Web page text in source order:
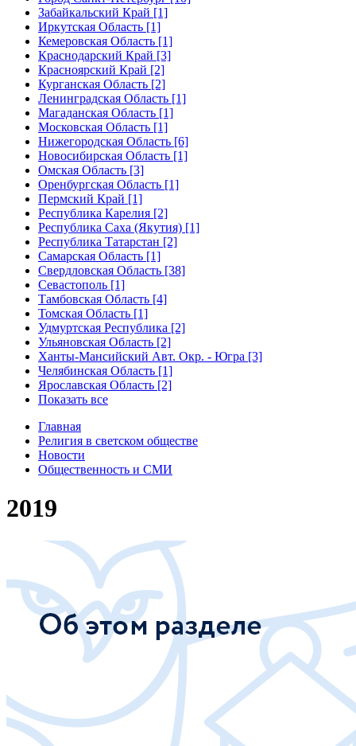
Забайкальский Край [1]
Иркутская Область [1]
Кемеровская Область [1]
Краснодарский Край [3]
Красноярский Край [2]
Курганская Область [2]
Ленинградская Область [1]
Магаданская Область [1]
Московская Область [1]
Нижегородская Область [6]
Новосибирская Область [1]
Омская Область [3]
Оренбургская Область [1]
Пермский Край [1]
Республика Карелия [2]
Республика Саха (Якутия) [1]
Республика Татарстан [2]
Самарская Область [1]
Свердловская Область [38]
Севастополь [1]
Тамбовская Область [4]
Томская Область [1]
Удмуртская Республика [2]
Ульяновская Область [2]
Ханты-Мансийский Авт. Окр. - Югра [3]
Челябинская Область [1]
Ярославская Область [2]
Показать все
Главная
Религия в светском обществе
Новости
Общественность и СМИ
2019